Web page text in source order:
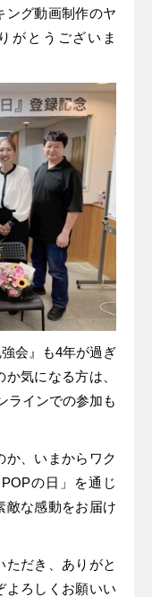
ング動画制作のヤ
がとうございま
会』も4年が過ぎ
気になる方は、
ラインでの参加も
か、いまからワク
の日」を通じ
敵な感動をお届け
だき、ありがと
よろしくお願いい